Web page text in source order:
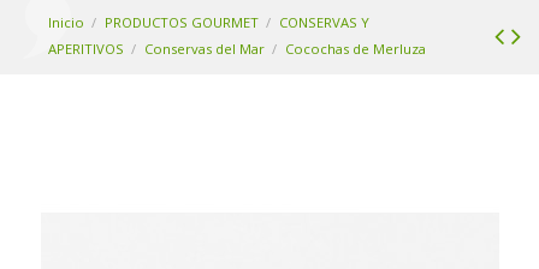
Inicio PRODUCTOS GOURMET
CONSERVAS Y
APERITIVOS
Conservas del Mar Cocochas de Merluza